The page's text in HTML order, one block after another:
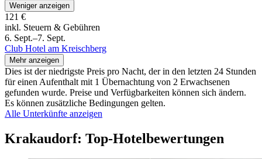
Weniger anzeigen
121 €
inkl. Steuern & Gebühren
6. Sept.–7. Sept.
Club Hotel am Kreischberg
Mehr anzeigen
Dies ist der niedrigste Preis pro Nacht, der in den letzten 24 Stunden
für einen Aufenthalt mit 1 Übernachtung von 2 Erwachsenen
gefunden wurde. Preise und Verfügbarkeiten können sich ändern.
Es können zusätzliche Bedingungen gelten.
Alle Unterkünfte anzeigen
Krakaudorf: Top-Hotelbewertungen